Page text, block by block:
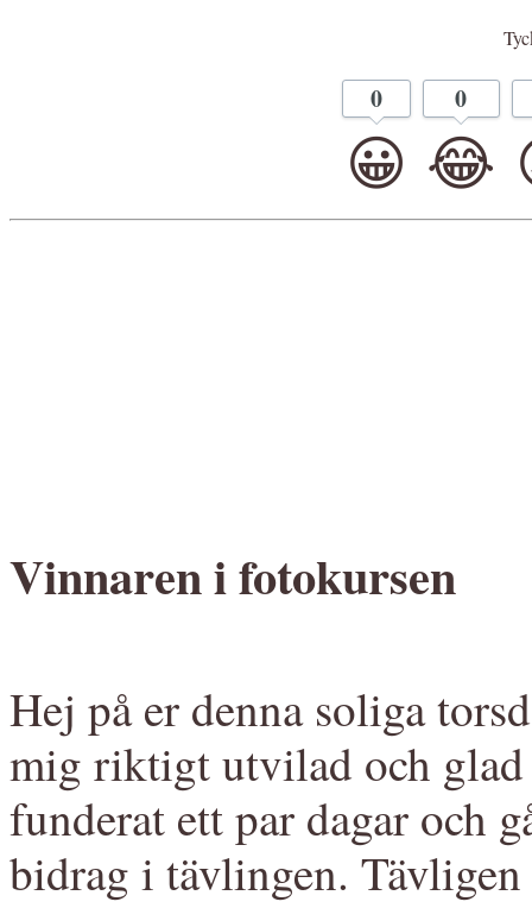
0
😀
0
😂
Vinnaren i fotokursen
Hej på er denna soliga
mig riktigt utvilad och
funderat ett par dagar och
bidrag i tävlingen.